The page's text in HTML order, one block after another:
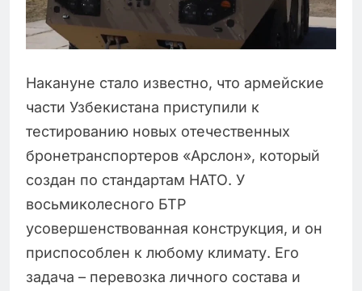
Накануне стало известно, что армейские
части Узбекистана приступили к
тестированию новых отечественных
бронетранспортеров «Арслон», который
создан по стандартам НАТО. У
восьмиколесного БТР
усовершенствованная конструкция, и он
приспособлен к любому климату. Его
задача – перевозка личного состава и